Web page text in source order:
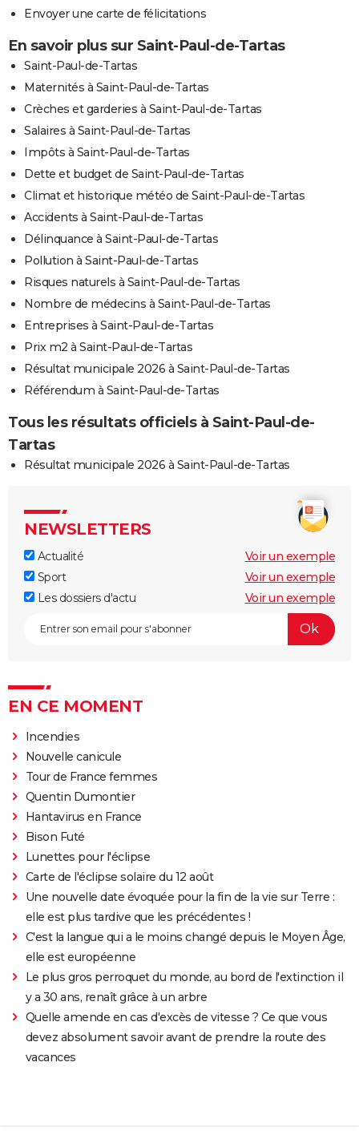
Envoyer une carte de félicitations
En savoir plus sur Saint-Paul-de-Tartas
Saint-Paul-de-Tartas
Maternités à Saint-Paul-de-Tartas
Crèches et garderies à Saint-Paul-de-Tartas
Salaires à Saint-Paul-de-Tartas
Impôts à Saint-Paul-de-Tartas
Dette et budget de Saint-Paul-de-Tartas
Climat et historique météo de Saint-Paul-de-Tartas
Accidents à Saint-Paul-de-Tartas
Délinquance à Saint-Paul-de-Tartas
Pollution à Saint-Paul-de-Tartas
Risques naturels à Saint-Paul-de-Tartas
Nombre de médecins à Saint-Paul-de-Tartas
Entreprises à Saint-Paul-de-Tartas
Prix m2 à Saint-Paul-de-Tartas
Résultat municipale 2026 à Saint-Paul-de-Tartas
Référendum à Saint-Paul-de-Tartas
Tous les résultats officiels à Saint-Paul-de-
Tartas
Résultat municipale 2026 à Saint-Paul-de-Tartas
NEWSLETTERS
Actualité
Voir un exemple
Sport
Voir un exemple
Les dossiers d'actu
Voir un exemple
EN CE MOMENT
Incendies
Nouvelle canicule
Tour de France femmes
Quentin Dumontier
Hantavirus en France
Bison Futé
Lunettes pour l'éclipse
Carte de l'éclipse solaire du 12 août
Une nouvelle date évoquée pour la fin de la vie sur Terre :
elle est plus tardive que les précédentes !
C'est la langue qui a le moins changé depuis le Moyen Âge,
elle est européenne
Le plus gros perroquet du monde, au bord de l'extinction il
y a 30 ans, renaît grâce à un arbre
Quelle amende en cas d'excès de vitesse ? Ce que vous
devez absolument savoir avant de prendre la route des
vacances